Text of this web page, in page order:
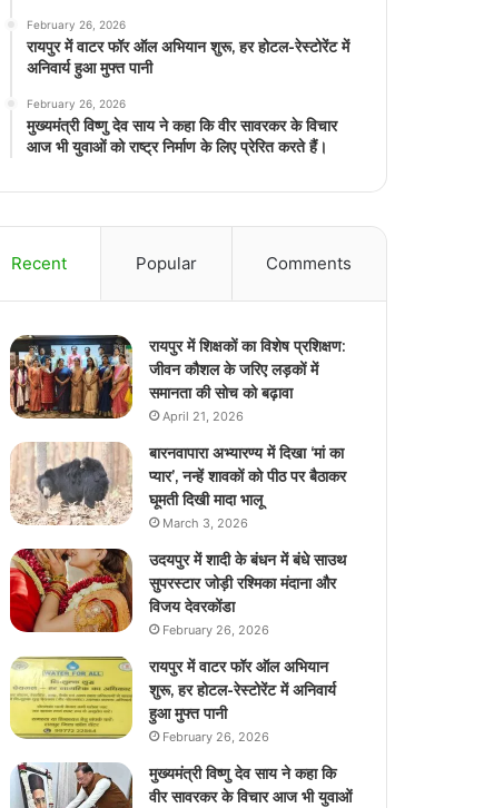
February 26, 2026
रायपुर में वाटर फॉर ऑल अभियान शुरू, हर होटल-रेस्टोरेंट में
अनिवार्य हुआ मुफ्त पानी
February 26, 2026
मुख्यमंत्री विष्णु देव साय ने कहा कि वीर सावरकर के विचार
आज भी युवाओं को राष्ट्र निर्माण के लिए प्रेरित करते हैं।
Recent Popular Comments
रायपुर में शिक्षकों का विशेष प्रशिक्षण:
जीवन कौशल के जरिए लड़कों में
समानता की सोच को बढ़ावा
April 21, 2026
बारनवापारा अभ्यारण्य में दिखा ‘मां का
प्यार’, नन्हें शावकों को पीठ पर बैठाकर
घूमती दिखी मादा भालू
March 3, 2026
उदयपुर में शादी के बंधन में बंधे साउथ
सुपरस्टार जोड़ी रश्मिका मंदाना और
विजय देवरकोंडा
February 26, 2026
रायपुर में वाटर फॉर ऑल अभियान
शुरू, हर होटल-रेस्टोरेंट में अनिवार्य
हुआ मुफ्त पानी
February 26, 2026
मुख्यमंत्री विष्णु देव साय ने कहा कि
वीर सावरकर के विचार आज भी युवाओं